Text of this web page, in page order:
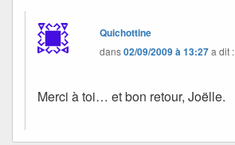
Quichottine
dans02/09/2009 à 13:27a dit :
Merci à toi… et bon retour, Joëlle.